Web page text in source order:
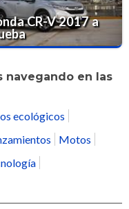
CR-V 2017 a
navegando en las
ecológicos
Motos